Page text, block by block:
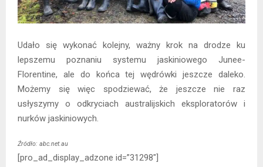
Udało się wykonać kolejny, ważny krok na drodze ku
lepszemu poznaniu systemu jaskiniowego Junee-
Florentine, ale do końca tej wędrówki jeszcze daleko.
Możemy się więc spodziewać, że jeszcze nie raz
usłyszymy o odkryciach australijskich eksploratorów i
nurków jaskiniowych.
Źródło: abc.net.au
[pro_ad_display_adzone id=”31298″]